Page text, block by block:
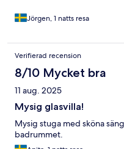
Jörgen, 1 natts resa
Verifierad recension
8/10 Mycket bra
11 aug. 2025
Mysig glasvilla!
Mysig stuga med sköna
badrummet.